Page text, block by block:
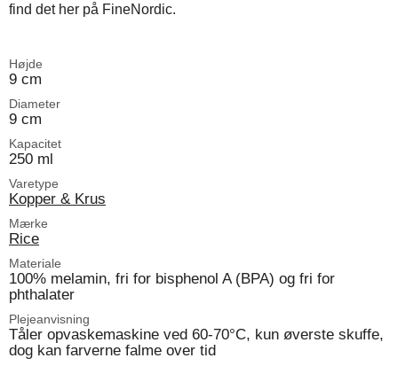
find det her på FineNordic.
Højde
9 cm
Diameter
9 cm
Kapacitet
250 ml
Varetype
Kopper & Krus
Mærke
Rice
Materiale
100% melamin, fri for bisphenol A (BPA) og fri for
phthalater
Plejeanvisning
Tåler opvaskemaskine ved 60-70°C, kun øverste skuffe,
dog kan farverne falme over tid